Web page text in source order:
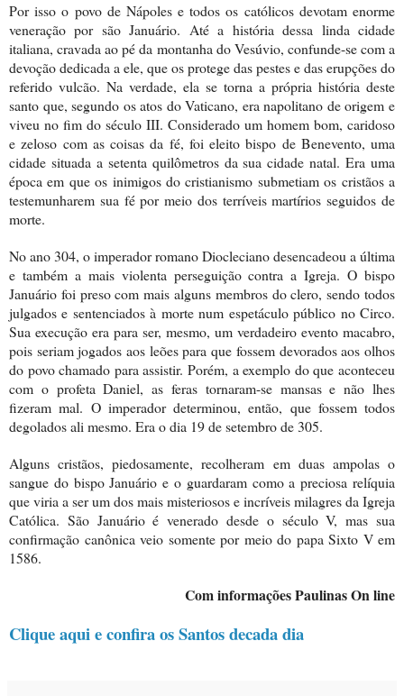
Por isso o povo de Nápoles e todos os católicos devotam enorme
veneração por são Januário. Até a história dessa linda cidade
italiana, cravada ao pé da montanha do Vesúvio, confunde-se com a
devoção dedicada a ele, que os protege das pestes e das erupções do
referido vulcão. Na verdade, ela se torna a própria história deste
santo que, segundo os atos do Vaticano, era napolitano de origem e
viveu no fim do século III. Considerado um homem bom, caridoso
e zeloso com as coisas da fé, foi eleito bispo de Benevento, uma
cidade situada a setenta quilômetros da sua cidade natal. Era uma
época em que os inimigos do cristianismo submetiam os cristãos a
testemunharem sua fé por meio dos terríveis martírios seguidos de
morte.
No ano 304, o imperador romano Diocleciano desencadeou a última
e também a mais violenta perseguição contra a Igreja. O bispo
Januário foi preso com mais alguns membros do clero, sendo todos
julgados e sentenciados à morte num espetáculo público no Circo.
Sua execução era para ser, mesmo, um verdadeiro evento macabro,
pois seriam jogados aos leões para que fossem devorados aos olhos
do povo chamado para assistir. Porém, a exemplo do que aconteceu
com o profeta Daniel, as feras tornaram-se mansas e não lhes
fizeram mal. O imperador determinou, então, que fossem todos
degolados ali mesmo. Era o dia 19 de setembro de 305.
Alguns cristãos, piedosamente, recolheram em duas ampolas o
sangue do bispo Januário e o guardaram como a preciosa relíquia
que viria a ser um dos mais misteriosos e incríveis milagres da Igreja
Católica. São Januário é venerado desde o século V, mas sua
confirmação canônica veio somente por meio do papa Sixto V em
1586.
Com informações Paulinas On line
Clique aqui e confira os Santos decada dia